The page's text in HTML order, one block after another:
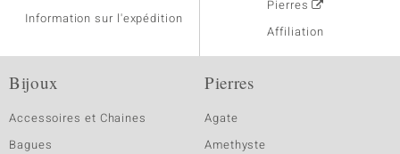
Information sur l'expédition
Pierres
Affiliation
Bijoux
Accessoires et Chaines
Bagues
Pierres
Agate
Amethyste